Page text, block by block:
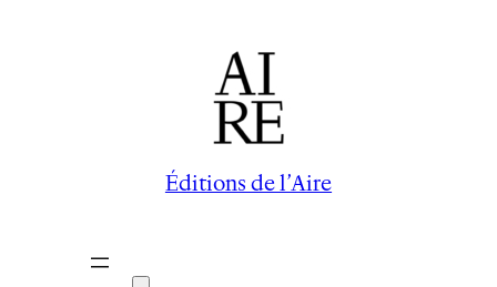
Éditions de l’Aire